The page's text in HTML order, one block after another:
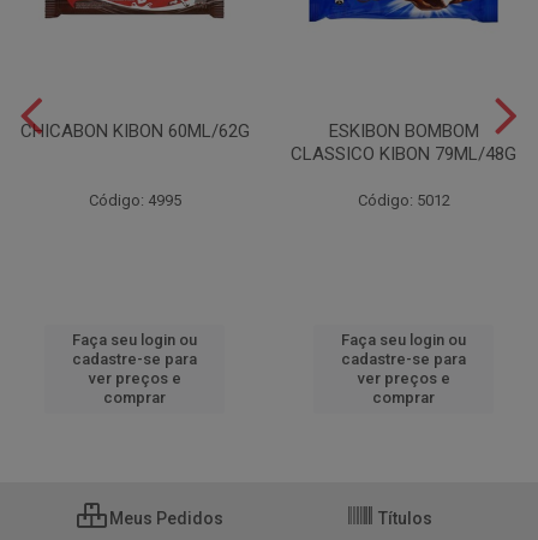
CHICABON KIBON 60ML/62G
Código: 4995
Faça seu login ou
cadastre-se para
ver preços e
comprar
ESKIBON BOMBOM
CLASSICO KIBON 79ML/48G
Código: 5012
Faça seu login ou
cadastre-se para
ver preços e
comprar
Meus Pedidos Títulos